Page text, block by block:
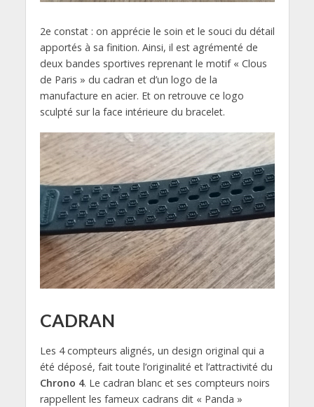
2e constat : on apprécie le soin et le souci du détail
apportés à sa finition. Ainsi, il est agrémenté de
deux bandes sportives reprenant le motif « Clous
de Paris » du cadran et d’un logo de la
manufacture en acier. Et on retrouve ce logo
sculpté sur la face intérieure du bracelet.
CADRAN
Les 4 compteurs alignés, un design original qui a
été déposé, fait toute l’originalité et l’attractivité du
Chrono 4. Le cadran blanc et ses compteurs noirs
rappellent les fameux cadrans dit « Panda »